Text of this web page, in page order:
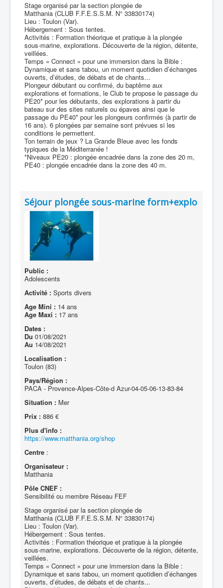
Stage organisé par la section plongée de
Matthania (CLUB F.F.E.S.S.M. N° 33830174)
Lieu : Toulon (Var).
Hébergement : Sous tentes.
Activités : Formation théorique et pratique à la plongée
sous-marine, explorations. Découverte de la région, détente,
veillées.
Temps « Connect » pour une immersion dans la Bible :
Dynamique et sans tabou, un moment quotidien d’échanges
ouverts, d’études, de débats et de chants...
Plongeur débutant ou confirmé, du baptême aux
explorations et formations, le Club te propose le passage du
PE20* pour les débutants, des explorations à partir du
bateau sur des sites naturels ou épaves ainsi que le
passage du PE40* pour les plongeurs confirmés (à partir de
16 ans). 6 plongées par semaine sont prévues si les
conditions le permettent.
Ton terrain de jeux ? La Grande Bleue avec les fonds
typiques de la Méditerranée !
*Niveaux PE20 : plongée encadrée dans la zone des 20 m,
PE40 : plongée encadrée dans la zone des 40 m.
Séjour plongée sous-marine form+explo
Public :
Adolescents
Activité : Sports divers
Age Mini : 14 ans
Age Maxi : 17 ans
Dates :
Du 01/08/2021
Au 14/08/2021
Localisation :
Toulon (83)
Pays/Région :
PACA - Provence-Alpes-Côte-d Azur-04-05-06-13-83-84
Situation : Mer
Prix : 886 €
Plus d'info :
https://www.matthania.org/shop
Centre :
Organisateur :
Matthania
Pôle CNEF :
Sensibilité ou membre Réseau FEF
Stage organisé par la section plongée de
Matthania (CLUB F.F.E.S.S.M. N° 33830174)
Lieu : Toulon (Var).
Hébergement : Sous tentes.
Activités : Formation théorique et pratique à la plongée
sous-marine, explorations. Découverte de la région, détente,
veillées.
Temps « Connect » pour une immersion dans la Bible :
Dynamique et sans tabou, un moment quotidien d’échanges
ouverts, d’études, de débats et de chants...